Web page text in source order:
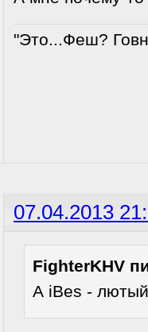
"Это...Феш?
07.04.2013
FighterKHV
А iBes -